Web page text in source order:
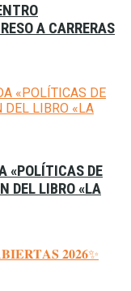
A CARRERAS
«POLÍTICAS DE
DEL LIBRO «LA